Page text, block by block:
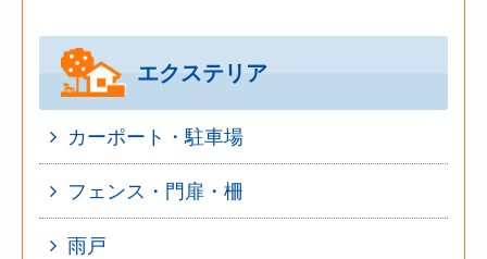
エクステリア
カーポート・駐車場
フェンス・門扉・柵
雨戸